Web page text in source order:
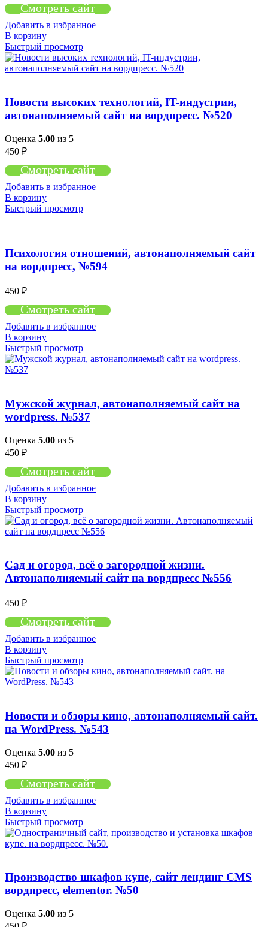
Смотреть сайт
Добавить в избранное
В корзину
Быстрый просмотр
Новости высоких технологий, IT-индустрии,
автонаполняемый сайт на вордпресс. №520
Оценка 5.00 из 5
450 ₽
Смотреть сайт
Добавить в избранное
В корзину
Быстрый просмотр
Психология отношений, автонаполняемый сайт
на вордпресс, №594
450 ₽
Смотреть сайт
Добавить в избранное
В корзину
Быстрый просмотр
Мужской журнал, автонаполняемый сайт на
wordpress. №537
Оценка 5.00 из 5
450 ₽
Смотреть сайт
Добавить в избранное
В корзину
Быстрый просмотр
Сад и огород, всё о загородной жизни.
Автонаполняемый сайт на вордпресс №556
450 ₽
Смотреть сайт
Добавить в избранное
В корзину
Быстрый просмотр
Новости и обзоры кино, автонаполняемый сайт.
на WordPress. №543
Оценка 5.00 из 5
450 ₽
Смотреть сайт
Добавить в избранное
В корзину
Быстрый просмотр
Производство шкафов купе, сайт лендинг CMS
вордпресс, elementor. №50
Оценка 5.00 из 5